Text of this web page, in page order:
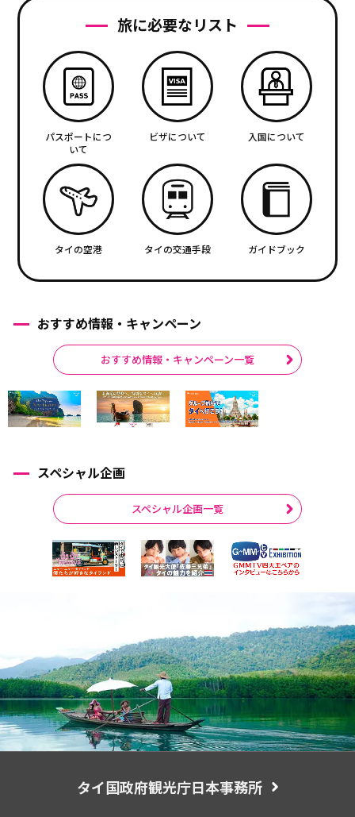
旅に必要なリスト
パスポートにつ
いて
ビザについて 入国について
タイの空港 タイの交通手段 ガイドブック
おすすめ情報・キャンペーン
おすすめ情報・キャンペーン一覧
スペシャル企画
スペシャル企画一覧
タイ国政府観光庁日本事務所